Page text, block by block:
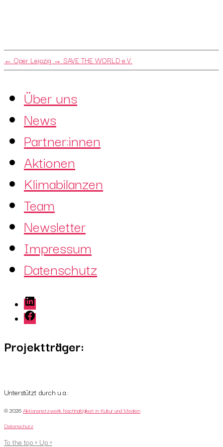
← Oper Leipzig → SAVE THE WORLD e.V.
Über uns
News
Partner:innen
Aktionen
Klimabilanzen
Team
Newsletter
Impressum
Datenschutz
LinkedIn
Facebook
Projektträger:
Unterstützt durch u.a.:
© 2026Aktionsnetzwerk Nachhaltigkeit in Kultur und Medien
Datenschutz
To the top↑ Up↑